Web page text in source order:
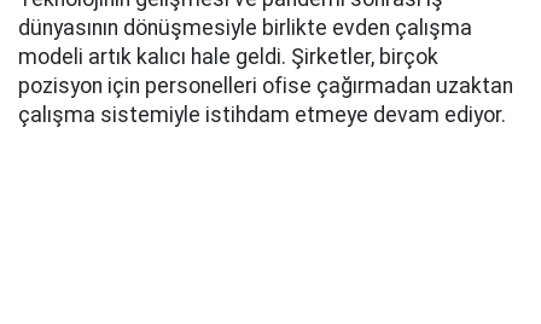
dünyasının dönüşmesiyle birlikte evden çalışma
modeli artık kalıcı hale geldi. Şirketler, birçok
pozisyon için personelleri ofise çağırmadan uzaktan
çalışma sistemiyle istihdam etmeye devam ediyor.